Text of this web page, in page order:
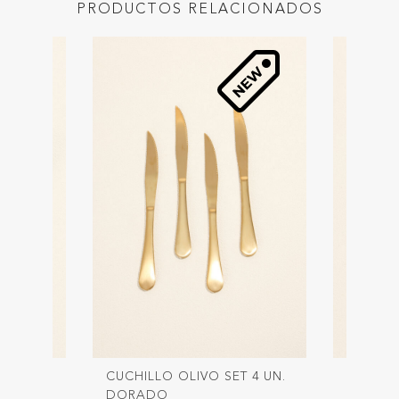
PRODUCTOS RELACIONADOS
CUCHILLO OLIVO SET 4 UN.
DORADO